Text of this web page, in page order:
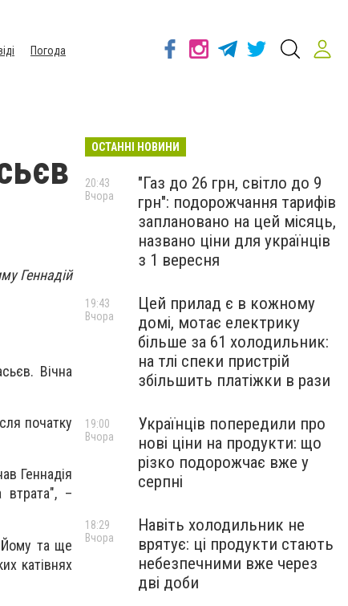
Погода
Геннадій
Вічна
початку
Геннадія
втрата", –
Йому та ще
катівнях
ОСТАННІ НОВИНИ
"Газ до 26 грн, світло до 9
грн": подорожчання тарифів
заплановано на цей місяць,
названо ціни для українців
з 1 вересня
20:43
Вчора
Цей прилад є в кожному
домі, мотає електрику
більше за 61 холодильник:
на тлі спеки пристрій
збільшить платіжки в рази
19:43
Вчора
Українців попередили про
нові ціни на продукти: що
різко подорожчає вже у
серпні
19:00
Вчора
Навіть холодильник не
врятує: ці продукти стають
небезпечними вже через
дві доби
18:29
Вчора